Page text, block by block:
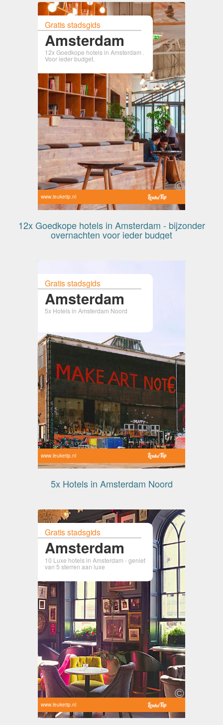
Gratis stadsgids
Amsterdam
12x Goedkope hotels in Amsterdam .
Voor ieder budget.
www.leuketip.nl
12x Goedkope hotels in Amsterdam - bijzonder
overnachten voor ieder budget
Gratis stadsgids
Amsterdam
5x Hotels in Amsterdam Noord
www.leuketip.nl
5x Hotels in Amsterdam Noord
Gratis stadsgids
Amsterdam
10 Luxe hotels in Amsterdam - geniet
van 5 sterren aan luxe
www.leuketip.nl